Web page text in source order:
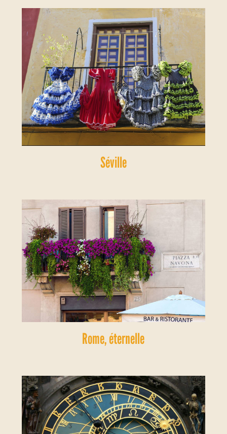
Séville
Rome, éternelle